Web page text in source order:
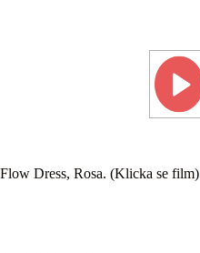
Flow Dress, Rosa. (Klicka se film)